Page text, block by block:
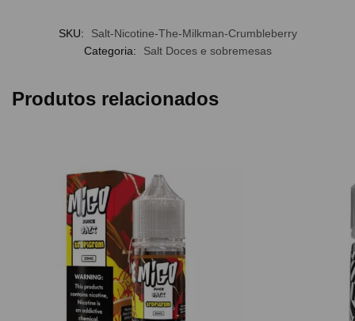
SKU:
Salt-Nicotine-The-Milkman-Crumbleberry
Categoria:
Salt Doces e sobremesas
Produtos relacionados